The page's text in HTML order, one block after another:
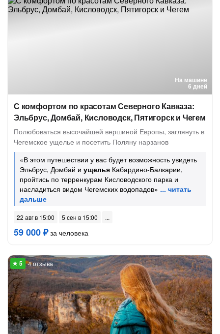
На машине
6 дней
С комфортом по красотам Северного Кавказа:
Эльбрус, Домбай, Кисловодск, Пятигорск и Чегем
Полюбоваться высочайшей вершиной Европы, заглянуть в
Чегемское ущелье и посетить Поляну нарзанов
«В этом путешествии у вас будет возможность увидеть
Эльбрус, Домбай и ущелья Кабардино-Балкарии,
пройтись по терренкурам Кисловодского парка и
насладиться видом Чегемских водопадов»
22 авг в 15:00 5 сен в 15:00
59 000 ₽за человека
4 отзыва